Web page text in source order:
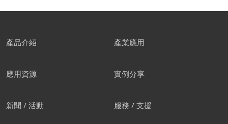
產品介紹 產業應用
應用資源 實例分享
新聞 / 活動 服務 / 支援